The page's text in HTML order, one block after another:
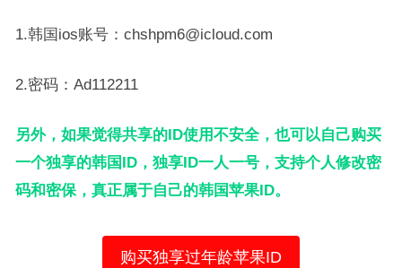
1.韩国ios账号：chshpm6@icloud.com
2.密码：Ad112211
另外，如果觉得共享的ID使用不安全，也可以自己购买
一个独享的韩国ID，独享ID一人一号，支持个人修改密
码和密保，真正属于自己的韩国苹果ID。
购买独享过年龄苹果ID